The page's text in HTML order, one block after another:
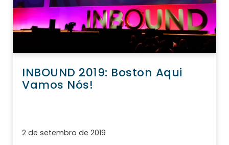
INBOUND 2019: Boston Aqui
Vamos Nós!
2 de setembro de 2019